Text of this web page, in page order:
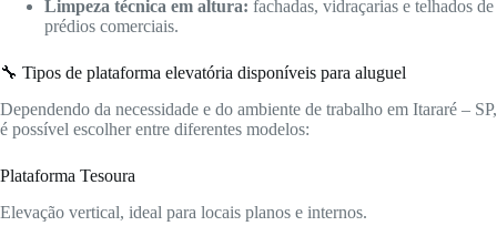
Limpeza técnica em altura: fachadas, vidraçarias e telhados de
prédios comerciais.
🔧 Tipos de plataforma elevatória disponíveis para aluguel
Dependendo da necessidade e do ambiente de trabalho em Itararé – SP,
é possível escolher entre diferentes modelos:
Plataforma Tesoura
Elevação vertical, ideal para locais planos e internos.